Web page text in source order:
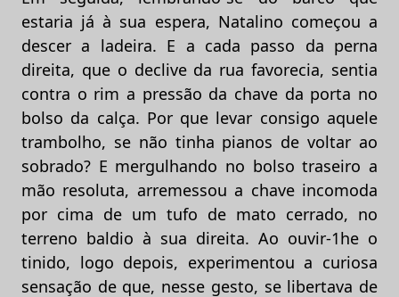
estaria já à sua espera, Natalino começou a
descer a ladeira. E a cada passo da perna
direita, que o declive da rua favorecia, sentia
contra o rim a pressão da chave da porta no
bolso da calça. Por que levar consigo aquele
trambolho, se não tinha pianos de voltar ao
sobrado? E mergulhando no bolso traseiro a
mão resoluta, arremessou a chave incomoda
por cima de um tufo de mato cerrado, no
terreno baldio à sua direita. Ao ouvir-1he o
tinido, logo depois, experimentou a curiosa
sensação de que, nesse gesto, se libertava de